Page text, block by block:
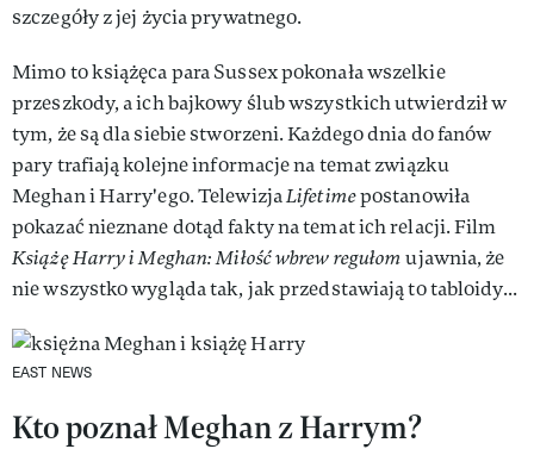
szczegóły z jej życia prywatnego.
Mimo to książęca para Sussex pokonała wszelkie
przeszkody, a ich bajkowy ślub wszystkich utwierdził w
tym, że są dla siebie stworzeni. Każdego dnia do fanów
pary trafiają kolejne informacje na temat związku
Meghan i Harry'ego. TelewizjaLifetimepostanowiła
pokazać nieznane dotąd fakty na temat ich relacji. Film
Książę Harry i Meghan: Miłość wbrew regułomujawnia, że
nie wszystko wygląda tak, jak przedstawiają to tabloidy...
EAST NEWS
Kto poznał Meghan z Harrym?